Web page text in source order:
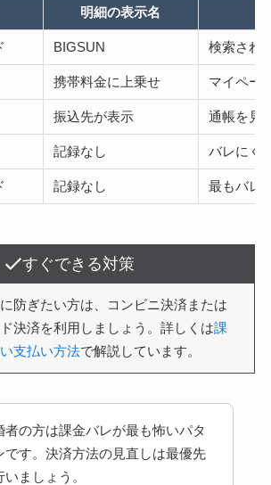
明細の表示名
BIGSUN 検索され
携帯料金に上乗せ マイペー
振込先が表示 通帳を見
記録なし バレにく
記録なし 最もバレ
すぐできる対策
防ぎたい方は、コンビニ決済または
決済を利用しましょう。詳しくは課
支払い方法で解説しています。
者の方は課金バレが最も怖いパタ
です。決済方法の見直しは最優先
いましょう。